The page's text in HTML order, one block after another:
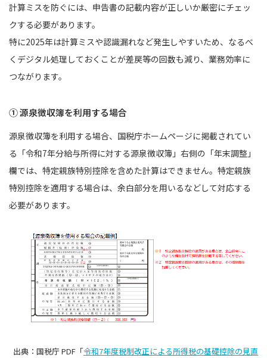
計算ミスを防ぐには、申告書の記載内容が正しいか厳密にチェッ
クする必要があります。
特に2025年は計算ミスや認識漏れなど発生しやすいため、なるべ
くデジタル処理しておくことが差戻等の回数も減り、業務効率に
つながります。
① 源泉徴収簿を利用する場合
源泉徴収簿を利用する場合、国税庁ホームページに掲載されてい
る「令和7年分給与所得に対する源泉徴収簿」右側の「年末調整」
欄では、特定親族特別控除を含めた計算はできません。特定親族
特別控除を適用する場合は、余白部分を用いるなどして対応する
必要があります。
出典：国税庁 PDF「令和7年度税制改正による所得税の基礎控除の見直